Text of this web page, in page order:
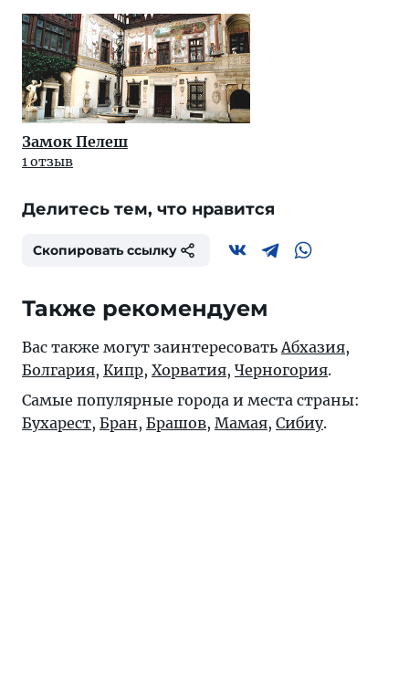
Замок Пелеш
1 отзыв
Делитесь тем, что нравится
Скопировать ссылку
Также рекомендуем
Вас также могут заинтересовать Абхазия,
Болгария, Кипр, Хорватия, Черногория.
Самые популярные города и места страны:
Бухарест, Бран, Брашов, Мамая, Сибиу.